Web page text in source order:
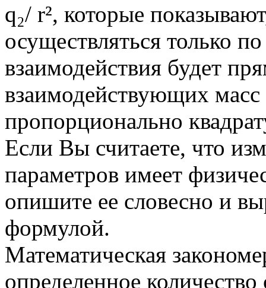
q₂/ r², которые
осуществляться только
взаимодействия будет
взаимодействующих масс
пропорционально
Если Вы считаете, что
параметров имеет
опишите ее словесно и
формулой.
Математическая
определенное